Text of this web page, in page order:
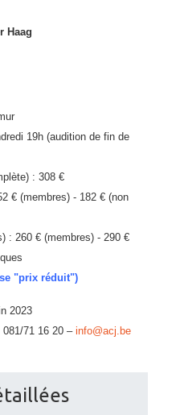
Haag
19h (audition de fin de
: 308 €
(membres) - 182 € (non
€ (membres) - 290 €
"prix réduit")
2023
71 16 20 – info@acj.be